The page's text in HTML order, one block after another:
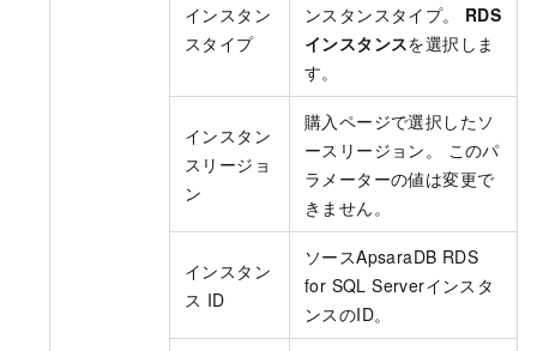
インスタン
スタイプ
ンスタンスタイプ。 RDS
インスタンスを選択しま
す。
インスタン
スリージョ
ン
購入ページで選択したソ
ースリージョン。 このパ
ラメーターの値は変更で
きません。
インスタン
ス ID
ソースApsaraDB RDS
for SQL Serverインスタ
ンスのID。